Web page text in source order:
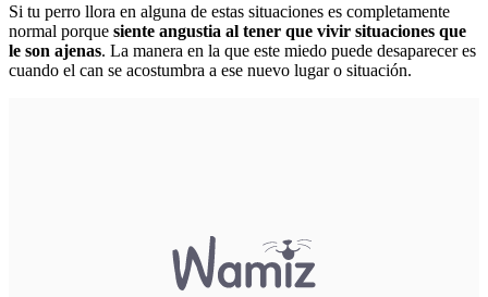
Si tu perro llora en alguna de estas situaciones es completamente
normal porque siente angustia al tener que vivir situaciones que
le son ajenas. La manera en la que este miedo puede desaparecer es
cuando el can se acostumbra a ese nuevo lugar o situación.